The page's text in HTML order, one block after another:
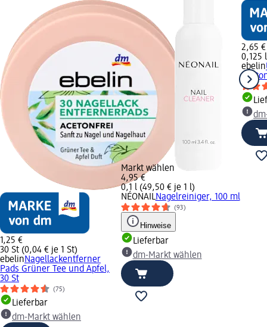
1,25 €
30 St (0,04 € je 1 St)
ebelinNagellackentferner
Pads Grüner Tee und Apfel,
30 St
(75)
Lieferbar
dm-Markt wählen
Markt wählen
4,95 €
0,1 l (49,50 € je 1 l)
NÉONAILNagelreiniger, 100 ml
(93)
Hinweise
Lieferbar
dm-Markt wählen
2,65 €
0,125
ebelin